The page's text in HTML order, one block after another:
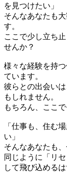
を見つけたい」
そんなあなたも
す。
ここで少し立ち
せんか？
様々な経験を持
ています。
彼らとの出会い
もしれません。
もちろん、ここ
「仕事も、住む
い」
そんなあなたも
同じように「リ
して飛び込めるは